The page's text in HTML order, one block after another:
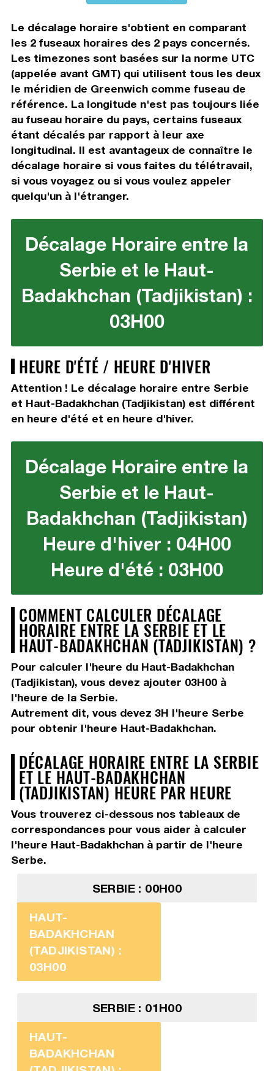
Le décalage horaire s'obtient en comparant
les 2 fuseaux horaires des 2 pays concernés.
Les timezones sont basées sur la norme UTC
(appelée avant GMT) qui utilisent tous les deux
le méridien de Greenwich comme fuseau de
référence. La longitude n'est pas toujours liée
au fuseau horaire du pays, certains fuseaux
étant décalés par rapport à leur axe
longitudinal. Il est avantageux de connaître le
décalage horaire si vous faites du télétravail,
si vous voyagez ou si vous voulez appeler
quelqu'un à l'étranger.
Décalage Horaire entre la
Serbie et le Haut-
Badakhchan (Tadjikistan) :
03H00
HEURE D'ÉTÉ / HEURE D'HIVER
Attention ! Le décalage horaire entre Serbie
et Haut-Badakhchan (Tadjikistan) est différent
en heure d'été et en heure d'hiver.
Décalage Horaire entre la
Serbie et le Haut-
Badakhchan (Tadjikistan)
Heure d'hiver : 04H00
Heure d'été : 03H00
COMMENT CALCULER DÉCALAGE
HORAIRE ENTRE LA SERBIE ET LE
HAUT-BADAKHCHAN (TADJIKISTAN) ?
Pour calculer l'heure du Haut-Badakhchan
(Tadjikistan), vous devez ajouter 03H00à
l'heure de la Serbie.
Autrement dit, vous devez 3H l'heure Serbe
pour obtenir l'heure Haut-Badakhchan.
DÉCALAGE HORAIRE ENTRE LA SERBIE
ET LE HAUT-BADAKHCHAN
(TADJIKISTAN) HEURE PAR HEURE
Vous trouverez ci-dessous nos tableaux de
correspondances pour vous aider à calculer
l'heure Haut-Badakhchan à partir de l'heure
Serbe.
SERBIE : 00H00
HAUT-
BADAKHCHAN
(TADJIKISTAN) :
03H00
SERBIE : 01H00
HAUT-
BADAKHCHAN